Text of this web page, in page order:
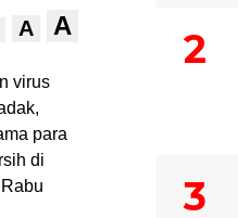
A A
virus
para
di